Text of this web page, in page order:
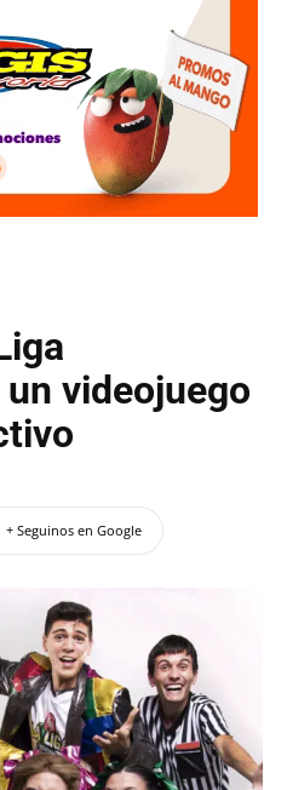
videojuego
+ Seguinos en Google